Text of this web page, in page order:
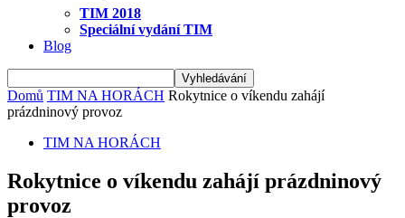
TIM 2018
Speciální vydání TIM
Blog
Domů TIM NA HORÁCH Rokytnice o víkendu zahájí
prázdninový provoz
TIM NA HORÁCH
Rokytnice o víkendu zahájí prázdninový
provoz